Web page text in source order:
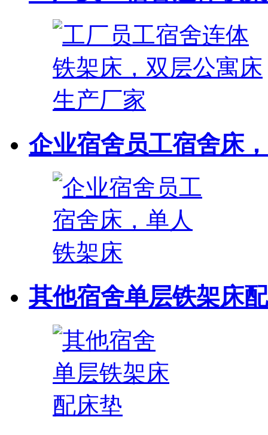
企业宿舍员工宿舍床
其他宿舍单层铁架床